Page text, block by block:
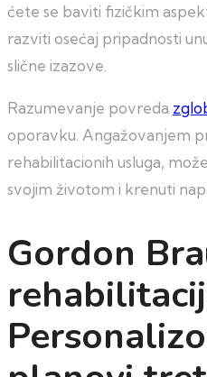
ćete se baviti fizičkim
razviti osećaj pripadnosti
slične izazove.
Razumevanje povreda
oporavku. Angažovanjem
rehabilitacionih usluga,
svojim životom i krenuti
Gordon